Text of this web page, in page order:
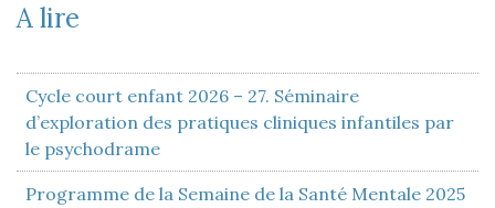
A lire
Cycle court enfant 2026 – 27. Séminaire
d’exploration des pratiques cliniques infantiles par
le psychodrame
Programme de la Semaine de la Santé Mentale 2025